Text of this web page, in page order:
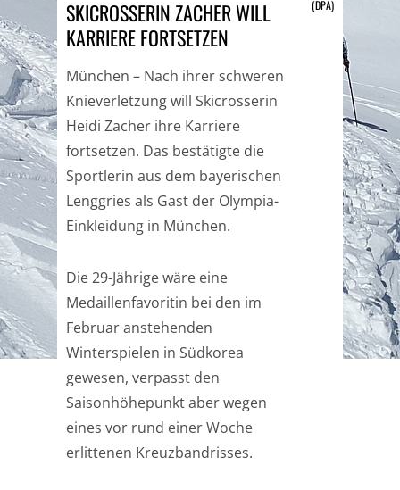
SKICROSSERIN ZACHER WILL
KARRIERE FORTSETZEN
(DPA)
München – Nach ihrer schweren
Knieverletzung will Skicrosserin
Heidi Zacher ihre Karriere
fortsetzen. Das bestätigte die
Sportlerin aus dem bayerischen
Lenggries als Gast der Olympia-
Einkleidung in München.
Die 29-Jährige wäre eine
Medaillenfavoritin bei den im
Februar anstehenden
Winterspielen in Südkorea
gewesen, verpasst den
Saisonhöhepunkt aber wegen
eines vor rund einer Woche
erlittenen Kreuzbandrisses.